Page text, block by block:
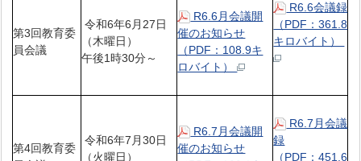
第3回教育委
員会議
令和6年6月27日
（木曜日）
午後1時30分～
R6.6月会議開
催のお知らせ
（PDF：108.9キ
ロバイト）
R6.6会議録
（PDF：361.8
キロバイト）
第4回教育委
令和6年7月30日
（火曜日）
R6.7月会議開
催のお知らせ
R6.7月会議
録
（PDF：451.6